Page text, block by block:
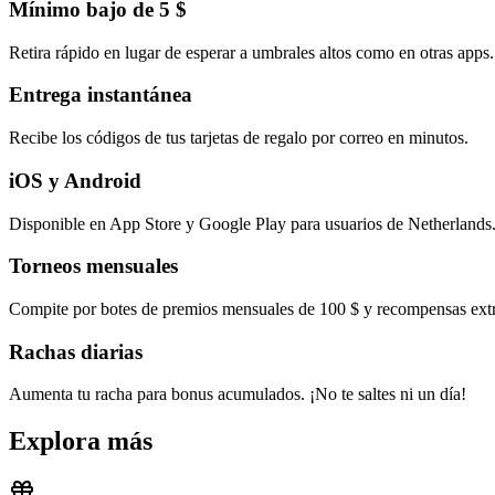
Mínimo bajo de 5 $
Retira rápido en lugar de esperar a umbrales altos como en otras apps.
Entrega instantánea
Recibe los códigos de tus tarjetas de regalo por correo en minutos.
iOS y Android
Disponible en App Store y Google Play para usuarios de Netherlands.
Torneos mensuales
Compite por botes de premios mensuales de 100 $ y recompensas
Rachas diarias
Aumenta tu racha para bonus acumulados. ¡No te saltes ni un día!
Explora más